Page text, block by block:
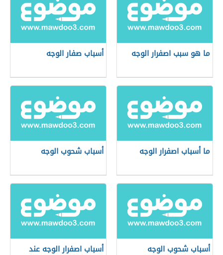
ما هو سبب اصفرار الوجه أسباب صفار الوجه
ما أسباب اصفرار الوجه أسباب شحوب الوجه
أسباب شحوب الوجه أسباب اصفرار الوجه عند